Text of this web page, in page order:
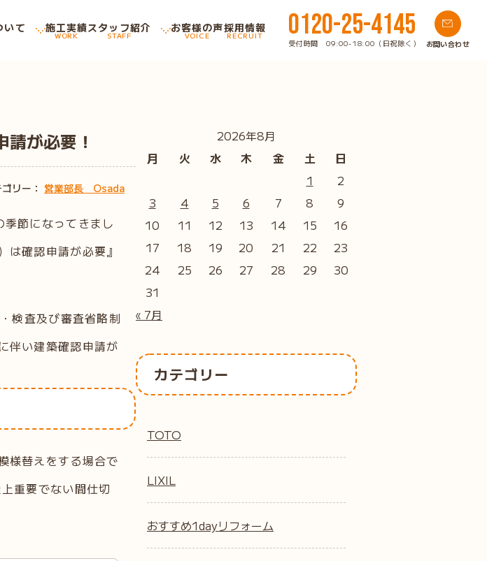
いて 施工実績
WORK
スタッフ紹介
STAFF
お客様の声
VOICE
採用情報
RECRUIT 0120-25-4145
受付時間 09:00-18:00（日祝除く） お問い合わせ
が必要！
リー： 営業部長 Osada
節になってきまし
確認申請が必要』
検査及び審査省略制
伴い建築確認申請が
様替えをする場合で
重要でない間仕切
2026年8月
月
火 水 木 金 土 日
« 7月
1
2
3
4 5 6 7 8
9
10
11 12 13 14 15
16
17
18 19 20 21 22
23
24
25 26 27 28 29
30
31
カテゴリー
TOTO
LIXIL
おすすめ1dayリフォーム